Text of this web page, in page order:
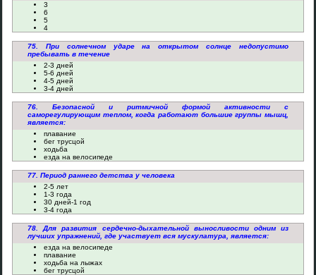
3
6
5
4
75. При солнечном ударе на открытом солнце недопустимо
пребывать в течение
2-3 дней
5-6 дней
4-5 дней
3-4 дней
76. Безопасной и ритмичной формой активности с
саморегулирующим теплом, когда работают большие группы мышц,
является:
плавание
бег трусцой
ходьба
езда на велосипеде
77. Период раннего детства у человека
2-5 лет
1-3 года
30 дней-1 год
3-4 года
78. Для развития сердечно-дыхательной выносливости одним из
лучших упражнений, где участвует вся мускулатура, является:
езда на велосипеде
плавание
ходьба на лыжах
бег трусцой